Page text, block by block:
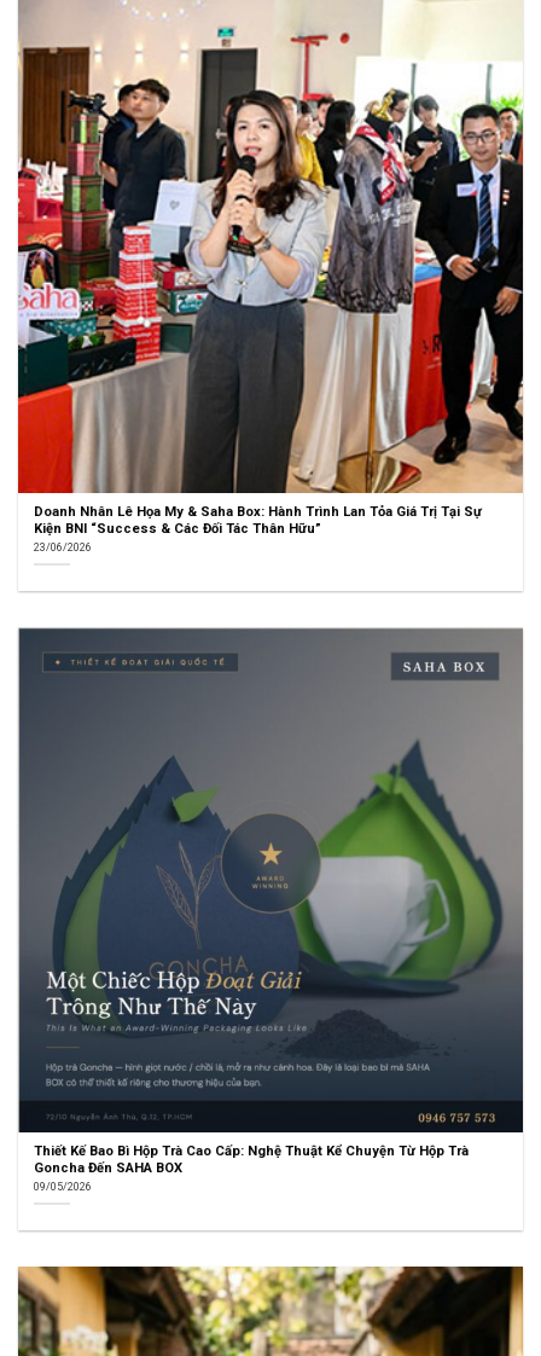
Doanh Nhân Lê Họa My & Saha Box: Hành Trình Lan Tỏa Giá Trị Tại Sự
Kiện BNI “Success & Các Đối Tác Thân Hữu”
23/06/2026
Thiết Kế Bao Bì Hộp Trà Cao Cấp: Nghệ Thuật Kể Chuyện Từ Hộp Trà
Goncha Đến SAHA BOX
09/05/2026